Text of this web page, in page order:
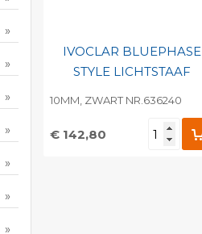
IVOCLAR BLUEPHASE
STYLE LICHTSTAAF
10MM, ZWART NR.636240
€ 142,80